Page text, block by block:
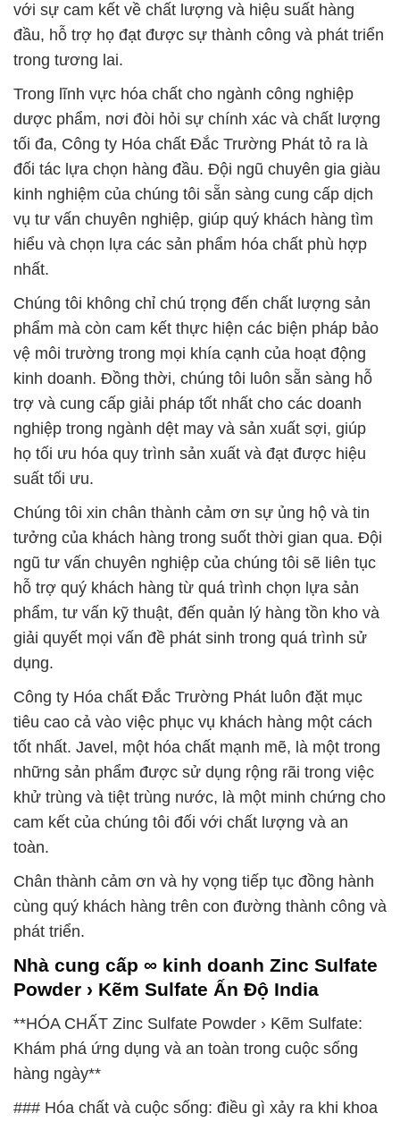
với sự cam kết về chất lượng và hiệu suất hàng
đầu, hỗ trợ họ đạt được sự thành công và phát triển
trong tương lai.
Trong lĩnh vực hóa chất cho ngành công nghiệp
dược phẩm, nơi đòi hỏi sự chính xác và chất lượng
tối đa, Công ty Hóa chất Đắc Trường Phát tỏ ra là
đối tác lựa chọn hàng đầu. Đội ngũ chuyên gia giàu
kinh nghiệm của chúng tôi sẵn sàng cung cấp dịch
vụ tư vấn chuyên nghiệp, giúp quý khách hàng tìm
hiểu và chọn lựa các sản phẩm hóa chất phù hợp
nhất.
Chúng tôi không chỉ chú trọng đến chất lượng sản
phẩm mà còn cam kết thực hiện các biện pháp bảo
vệ môi trường trong mọi khía cạnh của hoạt động
kinh doanh. Đồng thời, chúng tôi luôn sẵn sàng hỗ
trợ và cung cấp giải pháp tốt nhất cho các doanh
nghiệp trong ngành dệt may và sản xuất sợi, giúp
họ tối ưu hóa quy trình sản xuất và đạt được hiệu
suất tối ưu.
Chúng tôi xin chân thành cảm ơn sự ủng hộ và tin
tưởng của khách hàng trong suốt thời gian qua. Đội
ngũ tư vấn chuyên nghiệp của chúng tôi sẽ liên tục
hỗ trợ quý khách hàng từ quá trình chọn lựa sản
phẩm, tư vấn kỹ thuật, đến quản lý hàng tồn kho và
giải quyết mọi vấn đề phát sinh trong quá trình sử
dụng.
Công ty Hóa chất Đắc Trường Phát luôn đặt mục
tiêu cao cả vào việc phục vụ khách hàng một cách
tốt nhất. Javel, một hóa chất mạnh mẽ, là một trong
những sản phẩm được sử dụng rộng rãi trong việc
khử trùng và tiệt trùng nước, là một minh chứng cho
cam kết của chúng tôi đối với chất lượng và an
toàn.
Chân thành cảm ơn và hy vọng tiếp tục đồng hành
cùng quý khách hàng trên con đường thành công và
phát triển.
Nhà cung cấp ∞ kinh doanh Zinc Sulfate
Powder › Kẽm Sulfate Ấn Độ India
**HÓA CHẤT Zinc Sulfate Powder › Kẽm Sulfate:
Khám phá ứng dụng và an toàn trong cuộc sống
hàng ngày**
### Hóa chất và cuộc sống: điều gì xảy ra khi khoa